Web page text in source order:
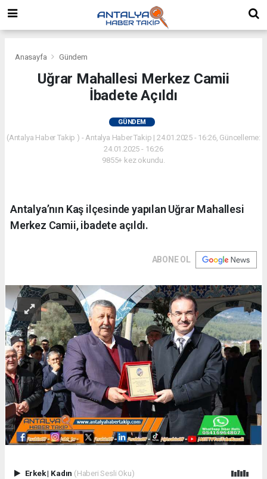
Anasayfa Gündem
Uğrar Mahallesi Merkez Camii
İbadete Açıldı
GÜNDEM
(Antalya Haber Takip ) - Antalya Haber Takip | 24.01.2025 - 16:26, Güncelleme:
24.01.2025 - 16:26
9855+ kez okundu.
Antalya’nın Kaş ilçesinde yapılan Uğrar Mahallesi
Merkez Camii, ibadete açıldı.
ABONE OL
Erkek| Kadın (Haberi Sesli Oku)